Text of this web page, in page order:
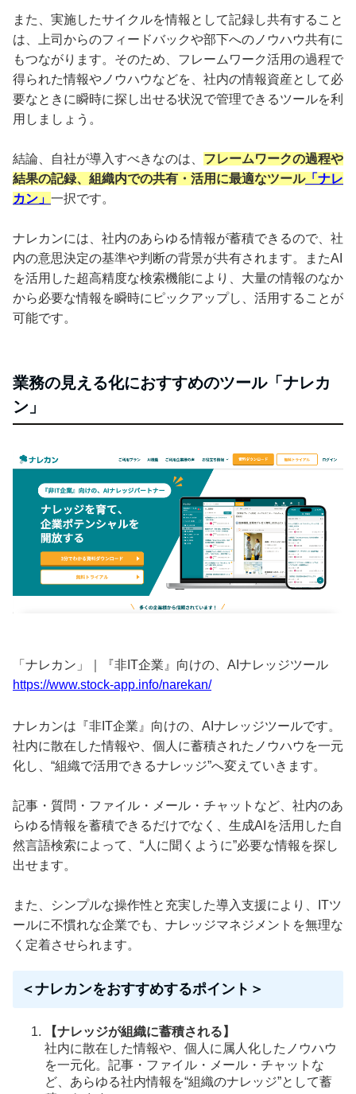
また、実施したサイクルを情報として記録し共有すること
は、上司からのフィードバックや部下へのノウハウ共有に
もつながります。そのため、フレームワーク活用の過程で
得られた情報やノウハウなどを、社内の情報資産として必
要なときに瞬時に探し出せる状況で管理できるツールを利
用しましょう。
結論、自社が導入すべきなのは、 フレームワークの過程や
結果の記録、組織内での共有・活用に最適なツール「ナレ
カン」 一択です。
ナレカンには、社内のあらゆる情報が蓄積できるので、社
内の意思決定の基準や判断の背景が共有されます。またAI
を活用した超高精度な検索機能により、大量の情報のなか
から必要な情報を瞬時にピックアップし、活用することが
可能です。
業務の見える化におすすめのツール「ナレカ
ン」
「ナレカン」｜『非IT企業』向けの、AIナレッジツール
https://www.stock-app.info/narekan/
ナレカンは『非IT企業』向けの、AIナレッジツールです。
社内に散在した情報や、個人に蓄積されたノウハウを一元
化し、“組織で活用できるナレッジ”へ変えていきます。
記事・質問・ファイル・メール・チャットなど、社内のあ
らゆる情報を蓄積できるだけでなく、生成AIを活用した自
然言語検索によって、“人に聞くように”必要な情報を探し
出せます。
また、シンプルな操作性と充実した導入支援により、ITツ
ールに不慣れな企業でも、ナレッジマネジメントを無理な
く定着させられます。
＜ナレカンをおすすめするポイント＞
【ナレッジが組織に蓄積される】
社内に散在した情報や、個人に属人化したノウハウ
を一元化。記事・ファイル・メール・チャットな
ど、あらゆる社内情報を“組織のナレッジ”として蓄